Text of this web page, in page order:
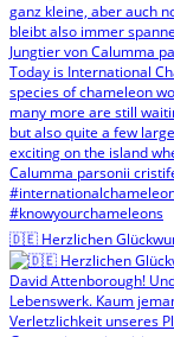
🇩🇪 Herzlichen